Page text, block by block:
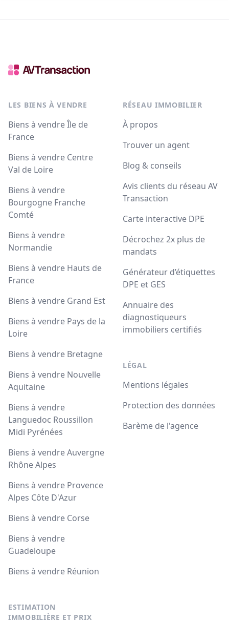
LES BIENS À VENDRE
Biens à vendre Île de
France
Biens à vendre Centre
Val de Loire
Biens à vendre
Bourgogne Franche
Comté
Biens à vendre
Normandie
Biens à vendre Hauts de
France
Biens à vendre Grand Est
Biens à vendre Pays de la
Loire
Biens à vendre Bretagne
Biens à vendre Nouvelle
Aquitaine
Biens à vendre
Languedoc Roussillon
Midi Pyrénées
Biens à vendre Auvergne
Rhône Alpes
Biens à vendre Provence
Alpes Côte D'Azur
Biens à vendre Corse
Biens à vendre
Guadeloupe
Biens à vendre Réunion
ESTIMATION
IMMOBILIÈRE ET PRIX
RÉSEAU IMMOBILIER
À propos
Trouver un agent
Blog & conseils
Avis clients du réseau AV
Transaction
Carte interactive DPE
Décrochez 2x plus de
mandats
Générateur d’étiquettes
DPE et GES
Annuaire des
diagnostiqueurs
immobiliers certifiés
LÉGAL
Mentions légales
Protection des données
Barème de l'agence